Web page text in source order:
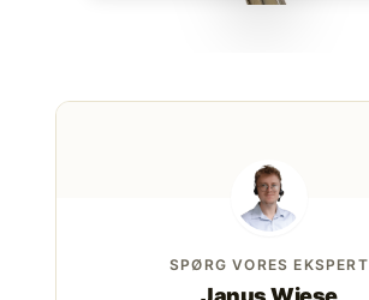
SPØRG VORES EKSPERT